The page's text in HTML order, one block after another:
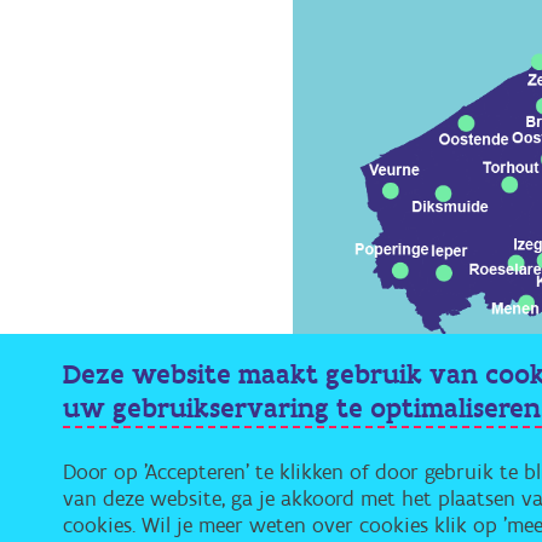
Deze website maakt gebruik van
uw gebruikservaring te
Door op 'Accepteren' te klikken of door gebruik te
van deze website, ga je akkoord met het plaatsen
cookies. Wil je meer weten over cookies klik op
Alle OverKop-huizen in